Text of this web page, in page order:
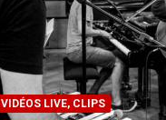
VIDÉOS LIVE, CLIPS